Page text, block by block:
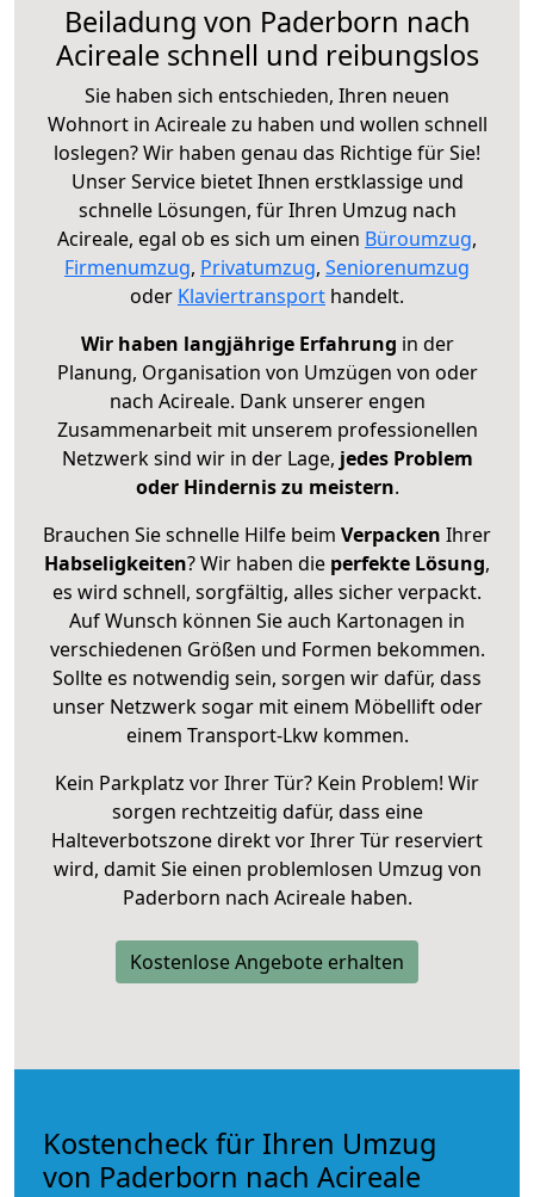
Beiladung von Paderborn nach
Acireale schnell und reibungslos
Sie haben sich entschieden, Ihren neuen
Wohnort in Acireale zu haben und wollen schnell
loslegen? Wir haben genau das Richtige für Sie!
Unser Service bietet Ihnen erstklassige und
schnelle Lösungen, für Ihren Umzug nach
Acireale, egal ob es sich um einen Büroumzug,
Firmenumzug, Privatumzug, Seniorenumzug
oder Klaviertransport handelt.
Wir haben langjährige Erfahrung in der
Planung, Organisation von Umzügen von oder
nach Acireale. Dank unserer engen
Zusammenarbeit mit unserem professionellen
Netzwerk sind wir in der Lage, jedes Problem
oder Hindernis zu meistern.
Brauchen Sie schnelle Hilfe beim Verpacken Ihrer
Habseligkeiten? Wir haben die perfekte Lösung,
es wird schnell, sorgfältig, alles sicher verpackt.
Auf Wunsch können Sie auch Kartonagen in
verschiedenen Größen und Formen bekommen.
Sollte es notwendig sein, sorgen wir dafür, dass
unser Netzwerk sogar mit einem Möbellift oder
einem Transport-Lkw kommen.
Kein Parkplatz vor Ihrer Tür? Kein Problem! Wir
sorgen rechtzeitig dafür, dass eine
Halteverbotszone direkt vor Ihrer Tür reserviert
wird, damit Sie einen problemlosen Umzug von
Paderborn nach Acireale haben.
Kostenlose Angebote erhalten
Kostencheck für Ihren Umzug
von Paderborn nach Acireale